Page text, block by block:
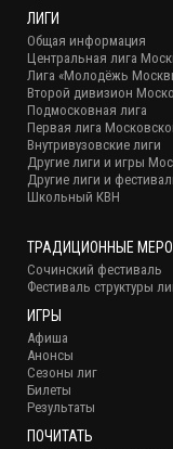
ЛИГИ
Общая информация
Центральная лига
Лига «Молодёжь
Второй дивизион
Подмосковная лига
Первая лига
Внутривузовские лиги
Другие лиги и игры
Другие лиги и
Школьный КВН
ТРАДИЦИОННЫЕ
Сочинский фестиваль
Фестиваль структуры
ИГРЫ
Афиша
Анонсы
Сезоны лиг
Билеты
Результаты
ПОЧИТАТЬ